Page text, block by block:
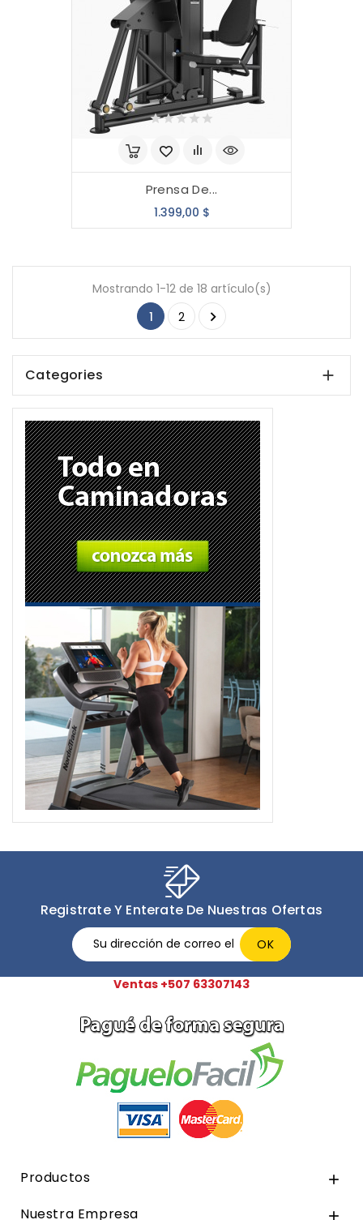
Prensa De...
1.399,00 $Precio
Mostrando 1-12 de 18 artículo(s)
1
2 
Categories 
Registrate Y Enterate De Nuestras Ofertas
Ventas +507 63307143
Productos 
Nuestra Empresa 